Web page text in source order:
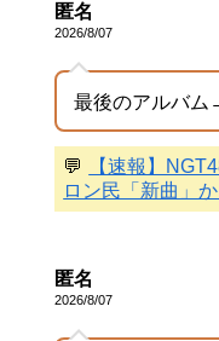
匿名
2026/8/07
最後のアルバム
💬
【速報】
ロン民「新曲」
匿名
2026/8/07